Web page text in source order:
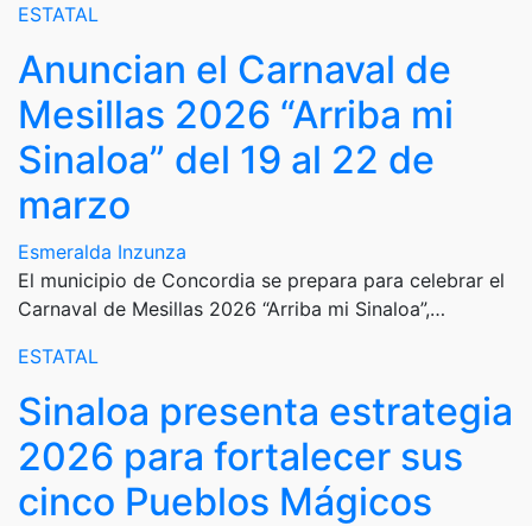
ESTATAL
Anuncian el Carnaval de
Mesillas 2026 “Arriba mi
Sinaloa” del 19 al 22 de
marzo
Esmeralda Inzunza
El municipio de Concordia se prepara para celebrar el
Carnaval de Mesillas 2026 “Arriba mi Sinaloa”,…
ESTATAL
Sinaloa presenta estrategia
2026 para fortalecer sus
cinco Pueblos Mágicos